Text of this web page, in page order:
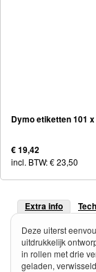
Dymo etiketten 101
€ 19,42
incl. BTW: € 23,50
Extra info
Deze uiterst
uitdrukkelijk
in rollen met drie
geladen,